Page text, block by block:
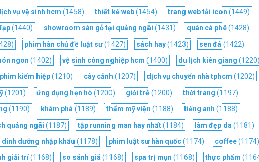
vụ vệ sinh hcm (1458) thiết kế web(1454) trang web tải icon (1449)
(1440) showroom sàn gỗ tại quảng ngãi (1431) quán cà phê(1428)
phim hàn chủ đề luật sư(1427) sách hay(1423) sen đá (1422)
ngon (1402) vệ sinh công nghiệp hcm (1400) du lịch kiên giang (1220)
phim kiếm hiệp(1210) cây cảnh (1207) dịch vụ chuyển nhà tphcm (1202)
(1201) ứng dụng hẹn hò (1200) giới trẻ(1200) thời trang (1197)
(1190) khám phá (1189) thẩm mỹ viện (1188) tiếng anh (1188)
quảng ngãi (1187) tập running man hay nhất(1184) làm đẹp da (1181)
dinh dưỡng nhập khẩu (1178) phim luật sư hàn quốc(1174) coffee(1174)
giải trí(1168) so sánh giá (1168) spa trị mụn (1168) thực phẩm